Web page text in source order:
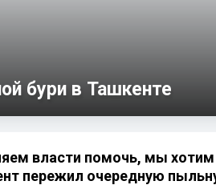
бури в Ташкенте
власти помочь, мы
пережил очередную